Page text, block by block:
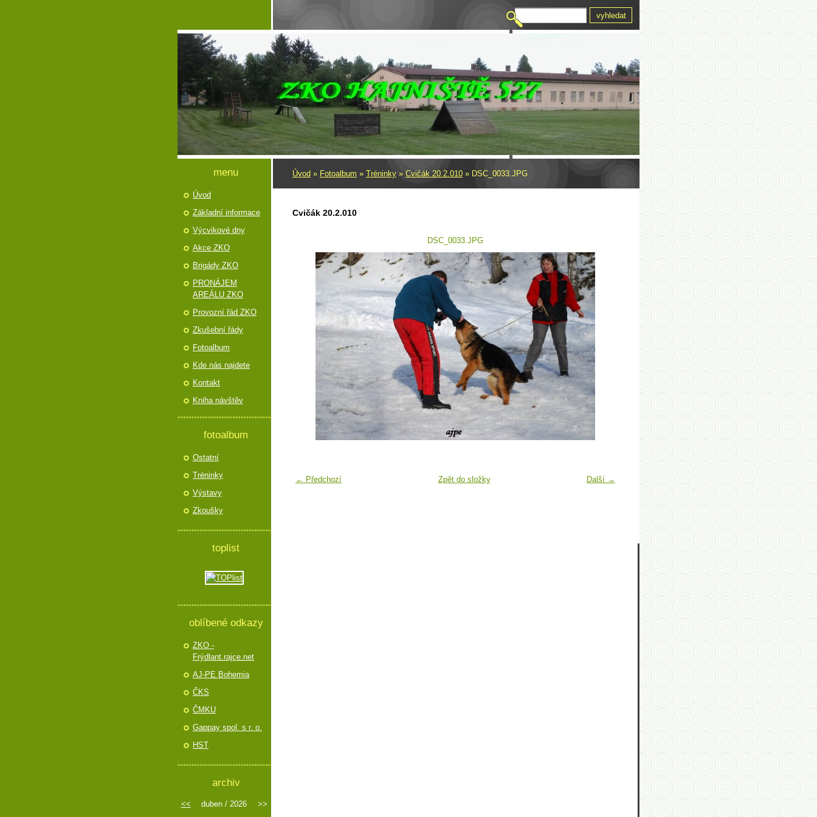
Úvod » Fotoalbum » Tréninky » Cvičák 20.2.010 » DSC_0033.JPG
Cvičák 20.2.010
DSC_0033.JPG
← Předchozí Další →
Zpět do složky
menu
Úvod
Základní informace
Výcvikové dny
Akce ZKO
Brigády ZKO
PRONÁJEM
AREÁLU ZKO
Provozní řád ZKO
Zkušební řády
Fotoalbum
Kde nás najdete
Kontakt
Kniha návštěv
fotoalbum
Ostatní
Tréninky
Výstavy
Zkoušky
toplist
oblíbené odkazy
ZKO -
Frýdlant.rajce.net
AJ-PE Bohemia
ČKS
ČMKU
Gappay spol. s r. o.
HST
archiv
<< duben / 2026 >>